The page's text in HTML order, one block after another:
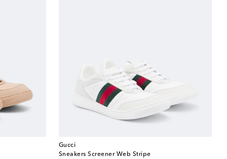
Gucci
Sneakers Screener Web Stripe